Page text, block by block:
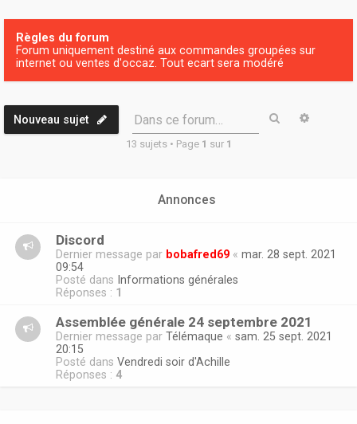
Règles du forum
Forum uniquement destiné aux commandes groupées sur
internet ou ventes d'occaz. Tout ecart sera modéré
Nouveau sujet Dans ce forum… Rechercher
13 sujets • Page 1 sur 1
Annonces
Discord
Dernier message par bobafred69 « mar. 28 sept. 2021
09:54
Posté dans Informations générales
Réponses : 1
Assemblée générale 24 septembre 2021
Dernier message par Télémaque « sam. 25 sept. 2021
20:15
Posté dans Vendredi soir d'Achille
Réponses : 4